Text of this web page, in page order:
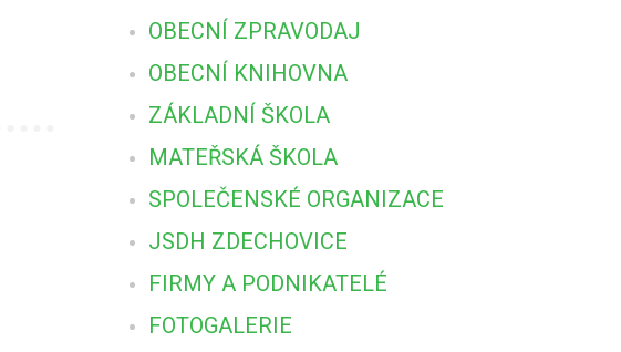
OBECNÍ ZPRAVODAJ
OBECNÍ KNIHOVNA
ZÁKLADNÍ ŠKOLA
MATEŘSKÁ ŠKOLA
SPOLEČENSKÉ ORGANIZACE
JSDH ZDECHOVICE
FIRMY A PODNIKATELÉ
FOTOGALERIE